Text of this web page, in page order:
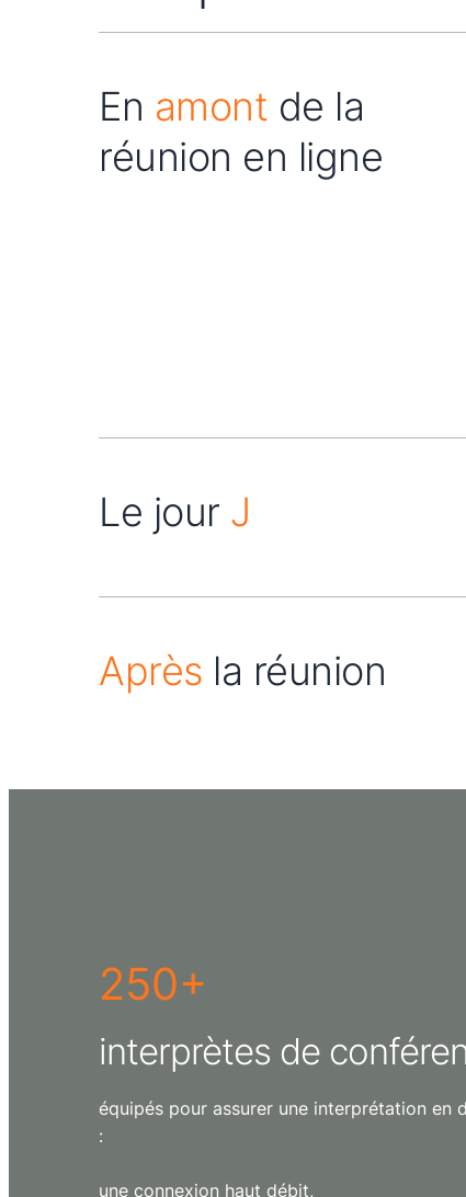
En amont de la
réunion en ligne
Le jour J
Après la réunion
250+
interprètes de
équipés pour assurer une interprétation en
:
une connexion haut débit,